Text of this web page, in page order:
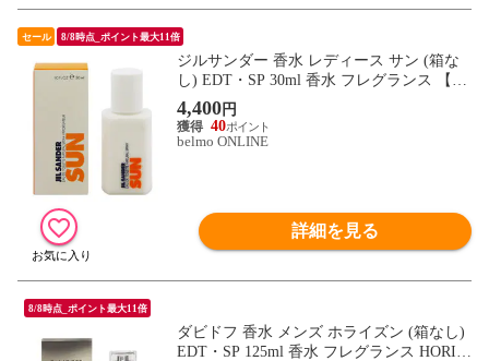
セール 8/8時点_ポイント最大11倍
ジルサンダー 香水 レディース サン (箱な
し) EDT・SP 30ml 香水 フレグランス 【在
庫限り】 SUN JIL SANDER 新品 未使用
4,400円
40
belmo ONLINE
詳細を見る
8/8時点_ポイント最大11倍
ダビドフ 香水 メンズ ホライズン (箱なし)
EDT・SP 125ml 香水 フレグランス HORIZ